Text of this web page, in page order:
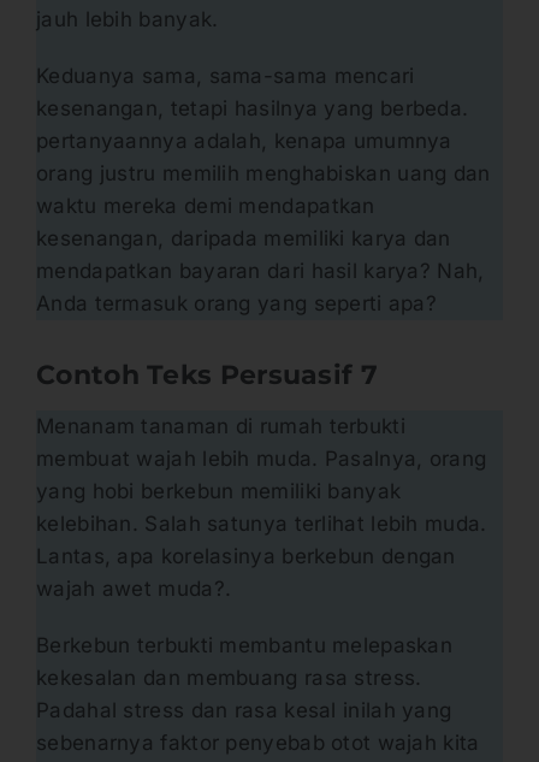
jauh lebih banyak.
Keduanya sama, sama-sama mencari
kesenangan, tetapi hasilnya yang berbeda.
pertanyaannya adalah, kenapa umumnya
orang justru memilih menghabiskan uang dan
waktu mereka demi mendapatkan
kesenangan, daripada memiliki karya dan
mendapatkan bayaran dari hasil karya? Nah,
Anda termasuk orang yang seperti apa?
Contoh Teks Persuasif 7
Menanam tanaman di rumah terbukti
membuat wajah lebih muda. Pasalnya, orang
yang hobi berkebun memiliki banyak
kelebihan. Salah satunya terlihat lebih muda.
Lantas, apa korelasinya berkebun dengan
wajah awet muda?.
Berkebun terbukti membantu melepaskan
kekesalan dan membuang rasa stress.
Padahal stress dan rasa kesal inilah yang
sebenarnya faktor penyebab otot wajah kita